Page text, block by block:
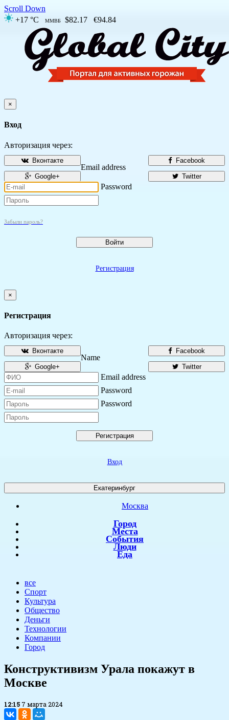
Scroll Down
+17 °C
ММВБ $82.17 €94.84
×
Вход
Авторизация через:
Facebook
Вконтакте
Twitter
Google+
Email address
Password
Забыли пароль?
Войти
Регистрация
×
Регистрация
Авторизация через:
Facebook
Вконтакте
Twitter
Google+
Name
Email address
Password
Password
Регистрация
Вход
Екатеринбург
Москва
Город
Места
События
Люди
Еда
все
Спорт
Культура
Общество
Деньги
Технологии
Компании
Город
Конструктивизм Урала покажут в
Москве
12:15 7 марта 2024